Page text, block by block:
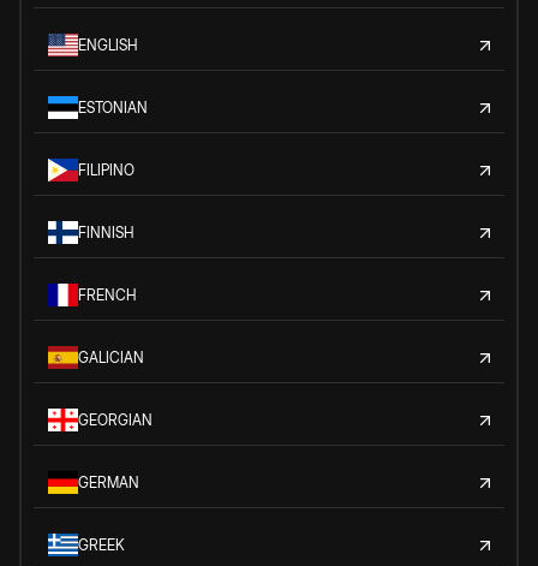
ENGLISH
ESTONIAN
FILIPINO
FINNISH
FRENCH
GALICIAN
GEORGIAN
GERMAN
GREEK